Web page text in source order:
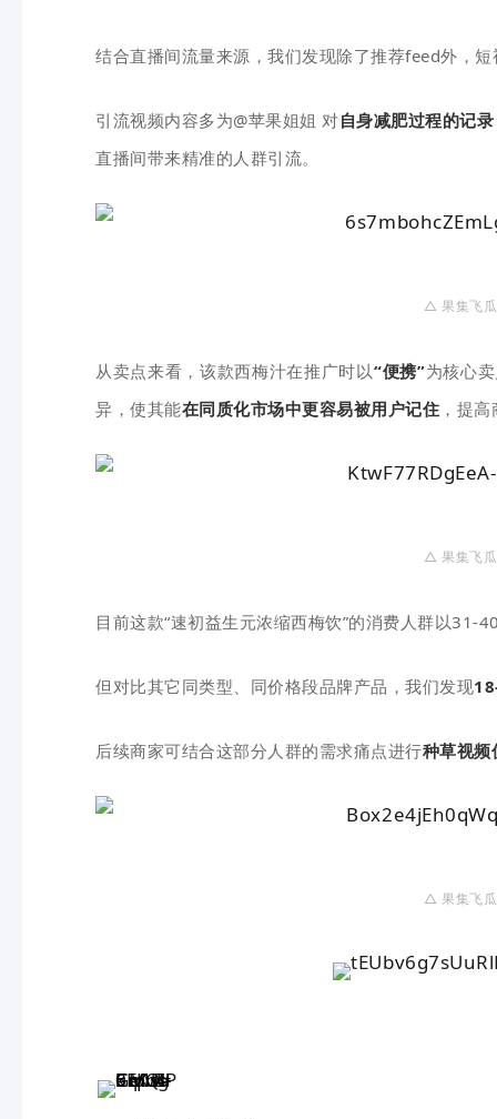
结合直播间流量来源，我们发现除了推荐feed外，
引流视频内容多为@苹果姐姐 对自身减肥过程的记录
直播间带来精准的人群引流。
△ 果集飞
从卖点来看，该款西梅汁在推广时以“便携”为核心
异，使其能在同质化市场中更容易被用户记住 ，提高
△ 果集飞
目前这款“速初益生元浓缩西梅饮”的消费人群以31-
但对比其它同类型、同价格段品牌产品，我们发现
后续商家可结合这部分人群的需求痛点进行种草视频
△ 果集飞